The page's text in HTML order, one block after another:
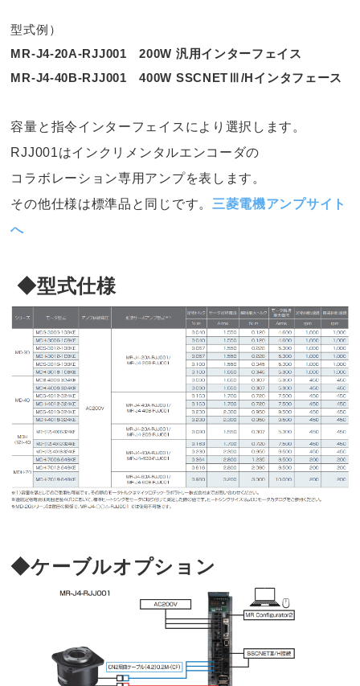
型式例）
MR-J4-20A-RJJ001 200W 汎用インターフェイス
MR-J4-40B-RJJ001 400W SSCNETⅢ/Hインタフェース
容量と指令インターフェイスにより選択します。
RJJ001はインクリメンタルエンコーダの
コラボレーション専用アンプを表します。
その他仕様は標準品と同じです。 三菱電機アンプサイト
へ
◆型式仕様
◆ケーブルオプション